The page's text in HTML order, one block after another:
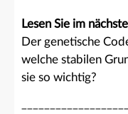
Lesen Sie im
Der genetische
welche stabilen
sie so wichtig?